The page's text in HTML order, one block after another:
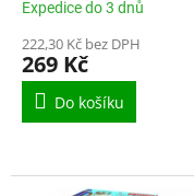
Expedice do 3 dnů
222,30 Kč bez DPH
269 Kč
Do košíku